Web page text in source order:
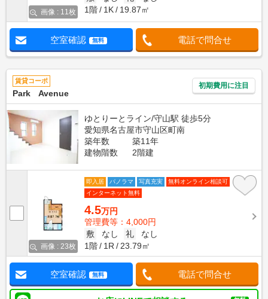
画像 : 11枚
1階
1K 19.87㎡
空室確認 無料 電話で問合せ
賃貸コーポ
Park Avenue
初期費用に注目
ゆとりーとライン/守山駅 徒歩5分
愛知県名古屋市守山区町南
築年数
築11年
建物階数
2階建
画像 : 23枚
即入居 パノラマ 写真充実
無料オンライン相談可
インターネット無料
4.5万円
管理費等：4,000円
敷
なし 礼
なし
1階
1R 23.79㎡
空室確認 無料 電話で問合せ